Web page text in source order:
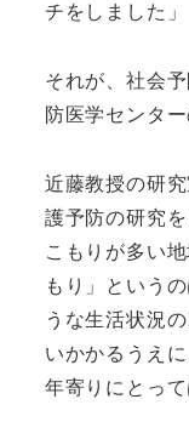
チをしました」
それが、社会
防医学センタ
近藤教授の研
護予防の研究
こもりが多い
もり」という
うな生活状況
いかかるうえ
年寄りにとっ